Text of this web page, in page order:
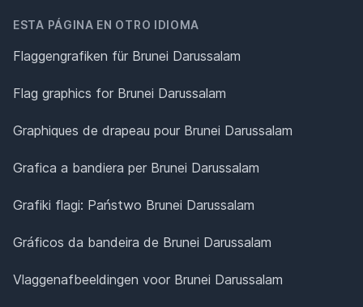
ESTA PÁGINA EN OTRO IDIOMA
Flaggengrafiken für Brunei Darussalam
Flag graphics for Brunei Darussalam
Graphiques de drapeau pour Brunei Darussalam
Grafica a bandiera per Brunei Darussalam
Grafiki flagi: Państwo Brunei Darussalam
Gráficos da bandeira de Brunei Darussalam
Vlaggenafbeeldingen voor Brunei Darussalam